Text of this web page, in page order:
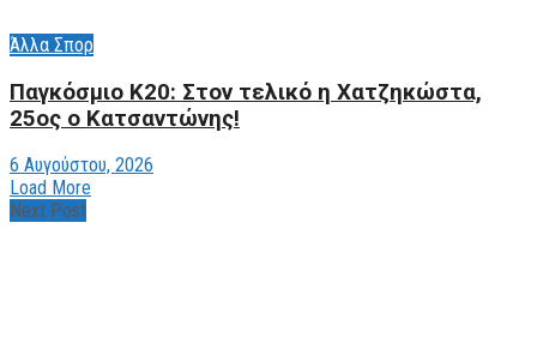
Άλλα Σπορ
Παγκόσμιο Κ20: Στον τελικό η Χατζηκώστα,
25ος ο Κατσαντώνης!
6 Αυγούστου, 2026
Load More
Next Post